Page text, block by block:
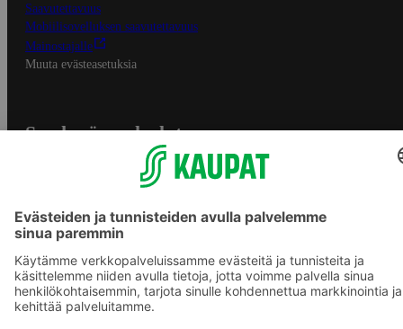
Saavutettavuus
Mobiilisovelluksen saavutettavuus
Mainostajalle
Muuta evästeasetuksia
S-ryhmän palvelut
Yhteishyvä Ruoka -sovellus
S-ostoslista -sovellus
Prisma.fi
Sokos.fi
S-Pankki